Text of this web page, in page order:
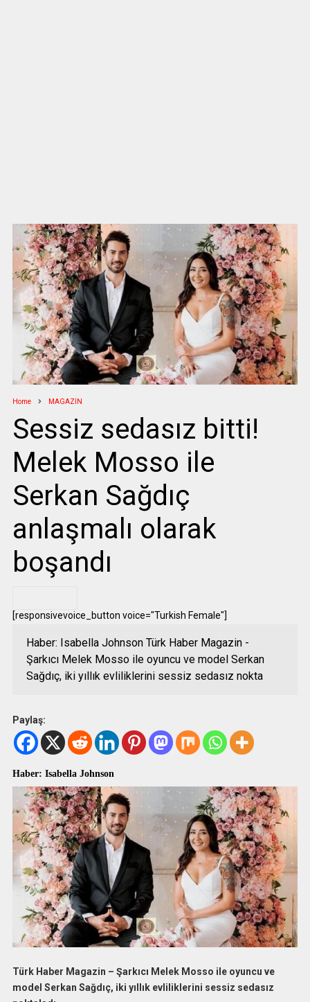
Home MAGAZİN
Sessiz sedasız bitti!
Melek Mosso ile
Serkan Sağdıç
anlaşmalı olarak
boşandı
[responsivevoice_button voice="Turkish Female"]
Haber: Isabella Johnson Türk Haber Magazin -
Şarkıcı Melek Mosso ile oyuncu ve model Serkan
Sağdıç, iki yıllık evliliklerini sessiz sedasız nokta
Paylaş:
Haber: Isabella Johnson
Türk Haber Magazin – Şarkıcı Melek Mosso ile oyuncu ve
model Serkan Sağdıç, iki yıllık evliliklerini sessiz sedasız